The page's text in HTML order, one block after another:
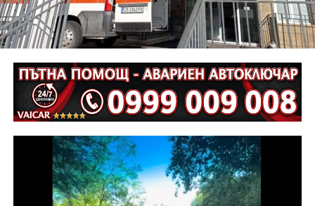
автоексперт, като на място са изготвени и снимки.
Извършена е аутопсия на тялото на пострадалия и е
назначена съдебномедицинска експертиза.
Предстои назначаването на автотехническа
експертиза относно причините и механизма на
възникналото пътнотранспортно произшествие.
На полицейските органи са възложени оперативно –
издирвателни мероприятия, свързани с
установяване на предходно преминали по трасето
на инкриминираната дата моторни превозни